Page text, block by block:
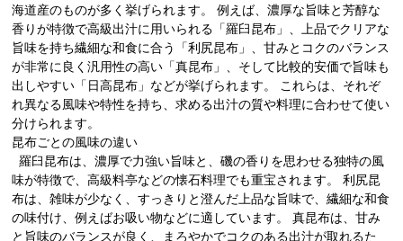
海道産のものが多く挙げられます。 例えば、濃厚な旨味と芳醇な
香りが特徴で高級出汁に用いられる「羅臼昆布」、上品でクリアな
旨味を持ち繊細な和食に合う「利尻昆布」、甘みとコクのバランス
が非常に良く汎用性の高い「真昆布」、そして比較的安価で旨味も
出しやすい「日高昆布」などが挙げられます。 これらは、それぞ
れ異なる風味や特性を持ち、求める出汁の質や料理に合わせて使い
分けられます。
昆布ごとの風味の違い
羅臼昆布は、濃厚で力強い旨味と、磯の香りを思わせる独特の風
味が特徴で、高級料亭などの懐石料理でも重宝されます。 利尻昆
布は、雑味が少なく、すっきりと澄んだ上品な旨味で、繊細な和食
の味付け、例えばお吸い物などに適しています。 真昆布は、甘み
と旨味のバランスが良く、まろやかでコクのある出汁が取れるた